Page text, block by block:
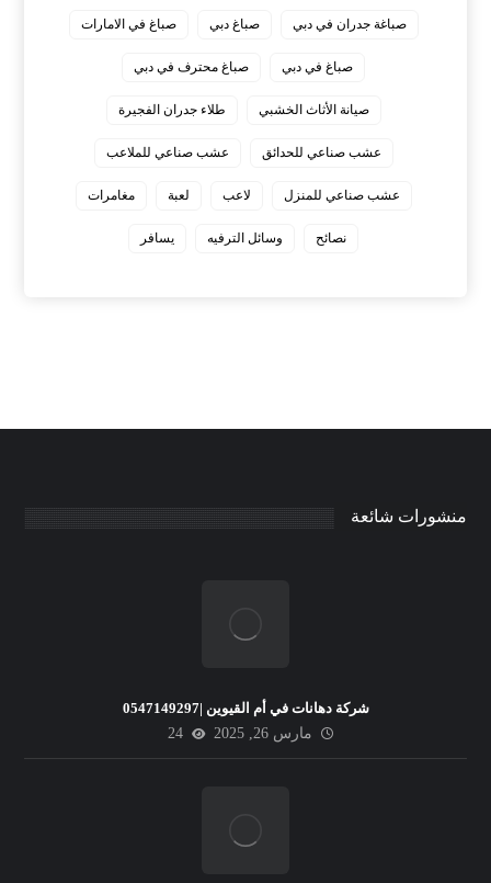
صباغة جدران في دبي صباغ دبي صباغ في الامارات
صباغ في دبي صباغ محترف في دبي
صيانة الأثاث الخشبي طلاء جدران الفجيرة
عشب صناعي للحدائق عشب صناعي للملاعب
عشب صناعي للمنزل لاعب لعبة مغامرات
نصائح وسائل الترفيه يسافر
منشورات شائعة
شركة دهانات في أم القيوين |0547149297
مارس 26, 2025
24